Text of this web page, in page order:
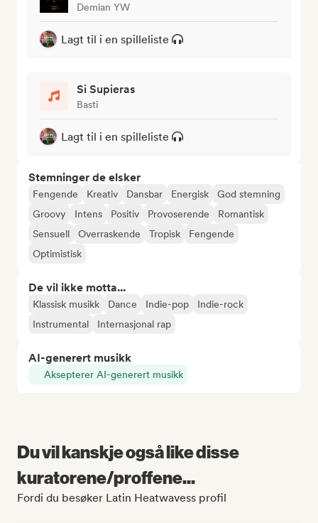
Demian YW
Lagt til i en spilleliste
Si Supieras
Basti
Lagt til i en spilleliste
Stemninger de elsker
Fengende Kreativ Dansbar Energisk
God stemning
Groovy
Intens Positiv Provoserende
Romantisk
Sensuell
Overraskende Tropisk
Fengende
Optimistisk
De vil ikke motta...
Klassisk musikk Dance Indie-pop
Indie-rock
Instrumental
Internasjonal rap
AI-generert musikk
Aksepterer AI-generert musikk
Du vil kanskje også like disse
kuratorene/proffene...
Fordi du besøker Latin Heatwavess profil